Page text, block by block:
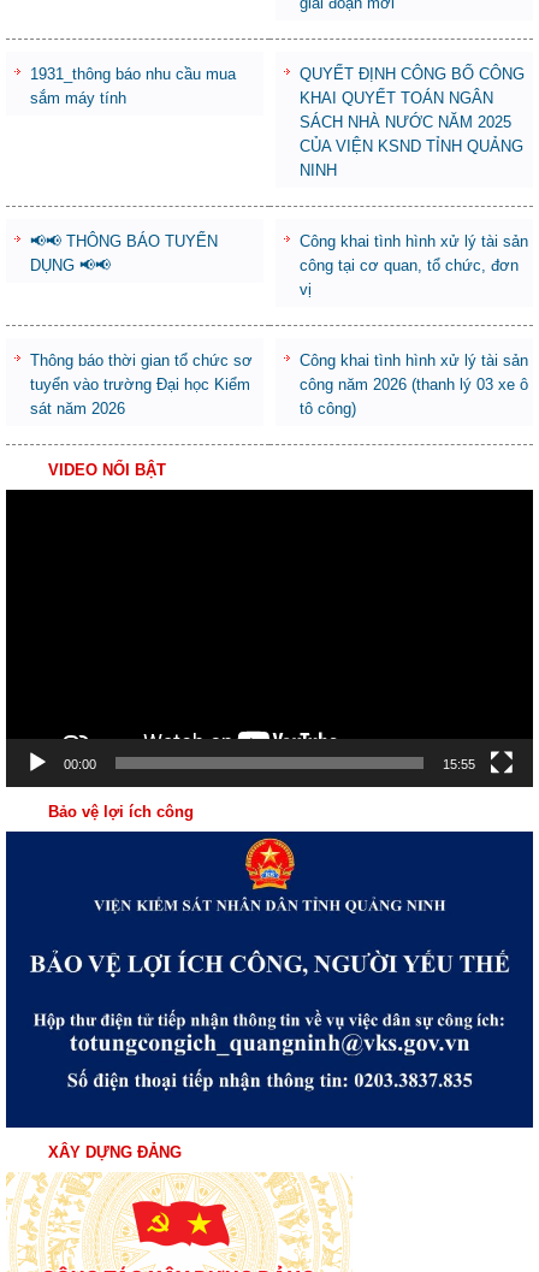
1931_thông báo nhu cầu mua
sắm máy tính
QUYẾT ĐỊNH CÔNG BỐ CÔNG
KHAI QUYẾT TOÁN NGÂN
SÁCH NHÀ NƯỚC NĂM 2025
CỦA VIỆN KSND TỈNH QUẢNG
NINH
📢📢 THÔNG BÁO TUYỂN
DỤNG 📢📢
Công khai tình hình xử lý tài sản
công tại cơ quan, tổ chức, đơn
vị
Thông báo thời gian tổ chức sơ
tuyển vào trường Đại học Kiểm
sát năm 2026
Công khai tình hình xử lý tài sản
công năm 2026 (thanh lý 03 xe ô
tô công)
VIDEO NỔI BẬT
00:00 15:55
Bảo vệ lợi ích công
XÂY DỰNG ĐẢNG